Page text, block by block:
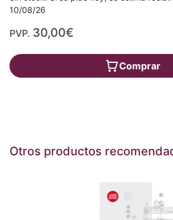
10/08/26
PVP. 30,00€
Comprar
Otros productos